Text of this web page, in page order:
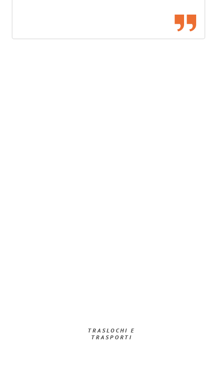
TRASLOCHI E
TRASPORTI​